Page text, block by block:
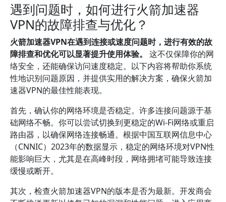
遇到问题时，如何进行火箭加速器
VPN的故障排查与优化？
火箭加速器VPN在遇到连接或速度问题时，进行有效的故
障排查和优化可以显著提升使用体验。
这不仅保障你的网
络安全，还能确保访问速度稳定。以下内容将帮助你系统
性地识别问题原因，并提供实用的解决方案，确保火箭加
速器VPN的最佳性能表现。
首先，确认你的网络环境是否稳定。许多连接问题源于基
础网络不畅。你可以尝试切换到更稳定的Wi-Fi网络或重启
路由器，以确保网络连接畅通。根据中国互联网信息中心
（CNNIC）2023年的数据显示，稳定的网络环境对VPN性
能影响巨大，尤其是在高峰时段，网络拥堵可能导致连接
缓慢或断开。
其次，检查火箭加速器VPN的版本是否为最新。开发商会